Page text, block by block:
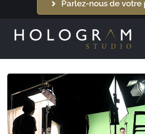
Parlez-nous de votre
Systèmes holographiques